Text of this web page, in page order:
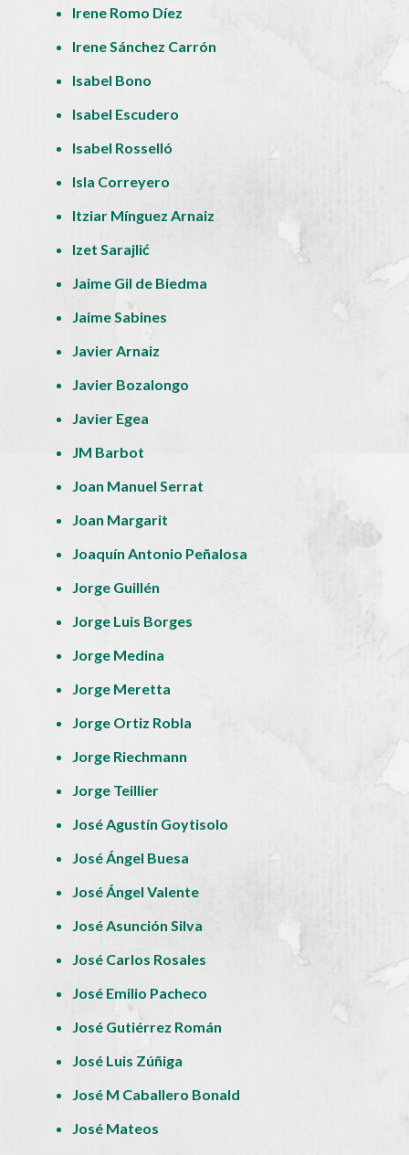
Irene Romo Díez
Irene Sánchez Carrón
Isabel Bono
Isabel Escudero
Isabel Rosselló
Isla Correyero
Itziar Mínguez Arnaiz
Izet Sarajlić
Jaime Gil de Biedma
Jaime Sabines
Javier Arnaiz
Javier Bozalongo
Javier Egea
JM Barbot
Joan Manuel Serrat
Joan Margarit
Joaquín Antonio Peñalosa
Jorge Guillén
Jorge Luis Borges
Jorge Medina
Jorge Meretta
Jorge Ortiz Robla
Jorge Riechmann
Jorge Teillier
José Agustín Goytisolo
José Ángel Buesa
José Ángel Valente
José Asunción Silva
José Carlos Rosales
José Emilio Pacheco
José Gutiérrez Román
José Luis Zúñiga
José M Caballero Bonald
José Mateos